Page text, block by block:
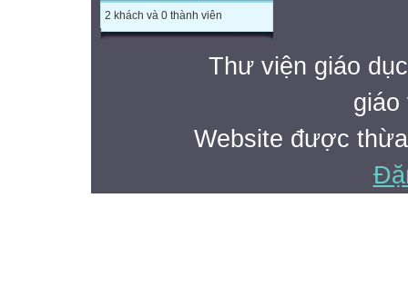
2 khách và 0 thành viên
Thư viện giáo
giáo
Website được